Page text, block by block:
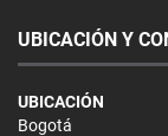
UBICACIÓN Y
UBICACIÓN
Bogotá